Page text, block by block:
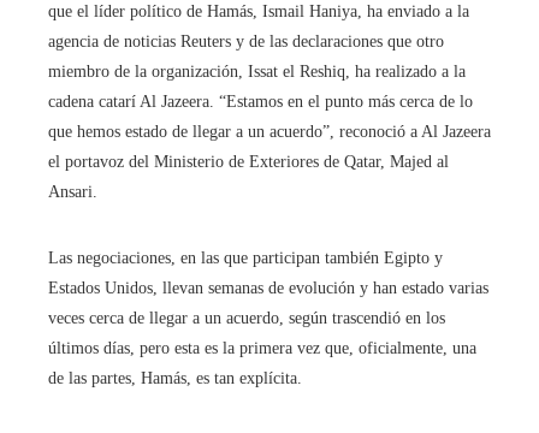
que el líder político de Hamás, Ismail Haniya, ha enviado a la
agencia de noticias Reuters y de las declaraciones que otro
miembro de la organización, Issat el Reshiq, ha realizado a la
cadena catarí Al Jazeera. “Estamos en el punto más cerca de lo
que hemos estado de llegar a un acuerdo”, reconoció a Al Jazeera
el portavoz del Ministerio de Exteriores de Qatar, Majed al
Ansari.
Las negociaciones, en las que participan también Egipto y
Estados Unidos, llevan semanas de evolución y han estado varias
veces cerca de llegar a un acuerdo, según trascendió en los
últimos días, pero esta es la primera vez que, oficialmente, una
de las partes, Hamás, es tan explícita.